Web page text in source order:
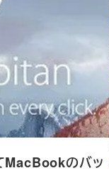
MacBookのバッ